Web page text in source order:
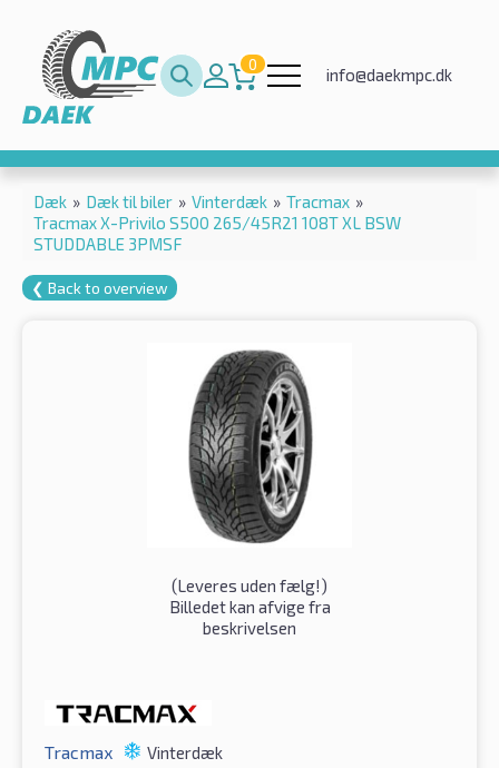
0
info@daekmpc.dk
Dæk » Dæk til biler » Vinterdæk » Tracmax »
Tracmax X-Privilo S500 265/45R21 108T XL BSW
STUDDABLE 3PMSF
❮ Back to overview
(Leveres uden fælg!)
Billedet kan afvige fra
beskrivelsen
Tracmax Vinterdæk